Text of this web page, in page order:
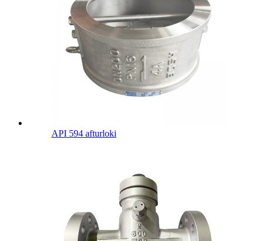
API 594 afturloki